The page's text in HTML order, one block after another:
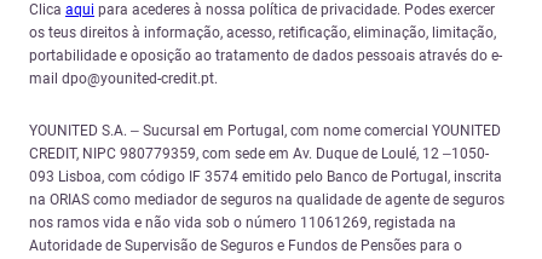
Clica aqui para acederes à nossa política de privacidade. Podes exercer
os teus direitos à informação, acesso, retificação, eliminação, limitação,
portabilidade e oposição ao tratamento de dados pessoais através do e-
mail dpo@younited-credit.pt.
YOUNITED S.A. – Sucursal em Portugal, com nome comercial YOUNITED
CREDIT, NIPC 980779359, com sede em Av. Duque de Loulé, 12 –1050-
093 Lisboa, com código IF 3574 emitido pelo Banco de Portugal, inscrita
na ORIAS como mediador de seguros na qualidade de agente de seguros
nos ramos vida e não vida sob o número 11061269, registada na
Autoridade de Supervisão de Seguros e Fundos de Pensões para o